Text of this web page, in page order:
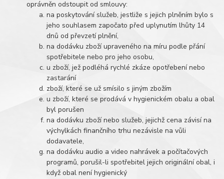
oprávněn odstoupit od smlouvy:
na poskytování služeb, jestliže s jejich plněním bylo s
jeho souhlasem započato před uplynutím lhůty 14
dnů od převzetí plnění,
na dodávku zboží upraveného na míru podle přání
spotřebitele nebo pro jeho osobu,
u zboží, jež podléhá rychlé zkáze opotřebení nebo
zastarání
zboží, které se už smísilo s jiným zbožím
u zboží, které se prodává v hygienickém obalu a obal
byl porušen
na dodávku zboží nebo služeb, jejichž cena závisí na
výchylkách finančního trhu nezávisle na vůli
dodavatele,
na dodávku audio a video nahrávek a počítačových
programů, porušil-li spotřebitel jejich originální obal, i
když obal není hygienický